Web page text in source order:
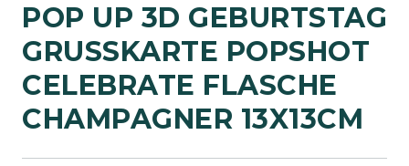
POP UP 3D GEBURTSTAG
GRUSSKARTE POPSHOT C
ELEBRATE FLASCHE C
HAMPAGNER 13X13CM